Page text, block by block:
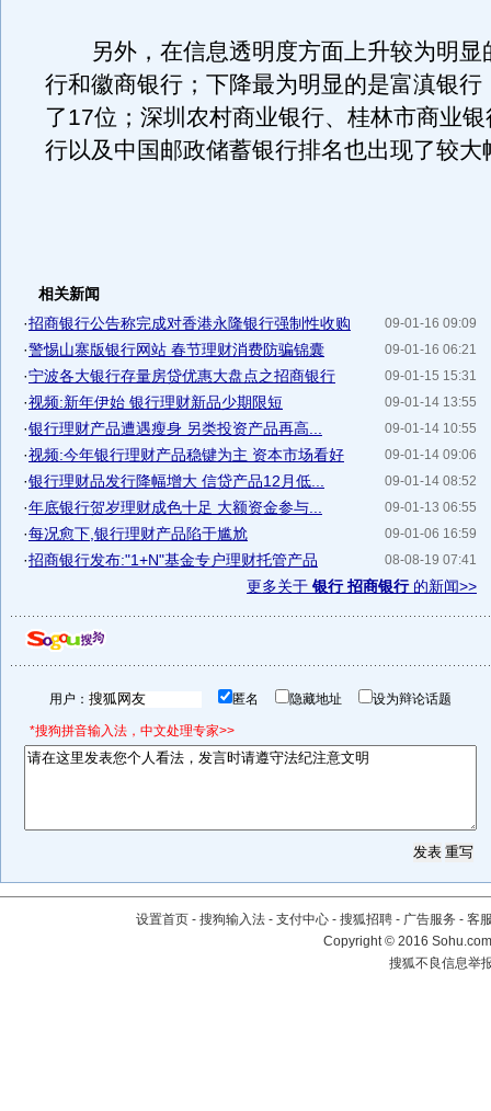
另外，在信息透明度方面上升较为明显
行和徽商银行；下降最为明显的是富滇银行
了17位；深圳农村商业银行、桂林市商业
行以及中国邮政储蓄银行排名也出现了较大
相关新闻
09-01-16 09:09
·招商银行公告称完成对香港永隆银行强制性收购
09-01-16 06:21
·警惕山寨版银行网站 春节理财消费防骗锦囊
09-01-15 15:31
·宁波各大银行存量房贷优惠大盘点之招商银行
09-01-14 13:55
·视频:新年伊始 银行理财新品少期限短
09-01-14 10:55
·银行理财产品遭遇瘦身 另类投资产品再高...
09-01-14 09:06
·视频:今年银行理财产品稳键为主 资本市场看好
09-01-14 08:52
·银行理财品发行降幅增大 信贷产品12月低...
09-01-13 06:55
·年底银行贺岁理财成色十足 大额资金参与...
09-01-06 16:59
·每况愈下,银行理财产品陷于尴尬
08-08-19 07:41
·招商银行发布:"1+N"基金专户理财托管产品
更多关于 银行 招商银行的新闻>>
用户： 匿名 隐藏地址 设为辩论话题
*搜狗拼音输入法，中文处理专家>>
设置首页 - 搜狗输入法 - 支付中心 - 搜狐招聘 - 广告服务 - 客
Copyright©2016
搜狐不良信息举